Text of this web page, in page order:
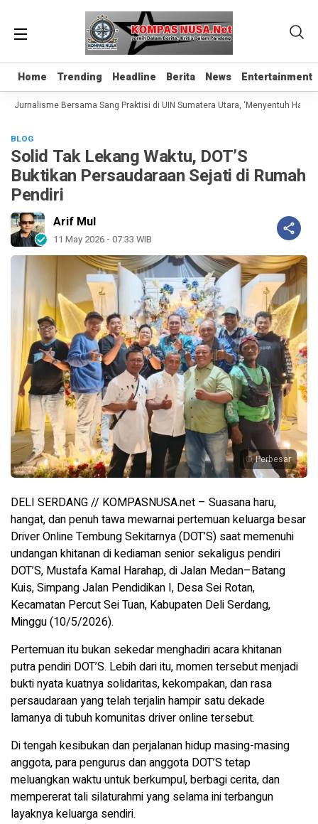
Home Trending Headline Berita News Entertainment
Home Trending Headline Berita News Entertainment
Jurnalisme Bersama Sang Praktisi di UIN Sumatera Utara, ‘Menyentuh Hati
BLOG
Solid Tak Lekang Waktu, DOT’S
Buktikan Persaudaraan Sejati di Rumah
Pendiri
Arif Mul
11 May 2026 - 07:33 WIB
Perbesar
DELI SERDANG // KOMPASNUSA.net – Suasana haru,
hangat, dan penuh tawa mewarnai pertemuan keluarga besar
Driver Online Tembung Sekitarnya (DOT’S) saat memenuhi
undangan khitanan di kediaman senior sekaligus pendiri
DOT’S, Mustafa Kamal Harahap, di Jalan Medan–Batang
Kuis, Simpang Jalan Pendidikan I, Desa Sei Rotan,
Kecamatan Percut Sei Tuan, Kabupaten Deli Serdang,
Minggu (10/5/2026).
Pertemuan itu bukan sekedar menghadiri acara khitanan
putra pendiri DOT’S. Lebih dari itu, momen tersebut menjadi
bukti nyata kuatnya solidaritas, kekompakan, dan rasa
persaudaraan yang telah terjalin hampir satu dekade
lamanya di tubuh komunitas driver online tersebut.
Di tengah kesibukan dan perjalanan hidup masing-masing
anggota, para pengurus dan anggota DOT’S tetap
meluangkan waktu untuk berkumpul, berbagi cerita, dan
mempererat tali silaturahmi yang selama ini terbangun
layaknya keluarga sendiri.